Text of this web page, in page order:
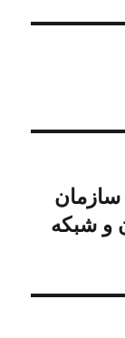
سازمان
و شبکه